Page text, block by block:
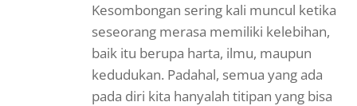
Kesombongan sering kali muncul ketika
seseorang merasa memiliki kelebihan,
baik itu berupa harta, ilmu, maupun
kedudukan. Padahal, semua yang ada
pada diri kita hanyalah titipan yang bisa